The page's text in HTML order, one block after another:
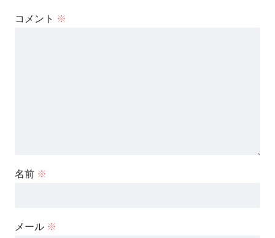
コメント ※
名前 ※
メール ※